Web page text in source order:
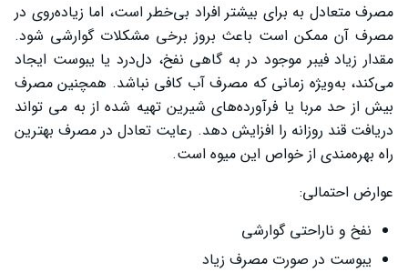
مصرف متعادل به برای بیشتر افراد بی‌خطر است، اما زیاده‌روی در
مصرف آن ممکن است باعث بروز برخی مشکلات گوارشی شود.
مقدار زیاد فیبر موجود در به گاهی نفخ، دل‌درد یا یبوست ایجاد
می‌کند، به‌ویژه زمانی که مصرف آب کافی نباشد. همچنین مصرف
بیش از حد مربا یا فرآورده‌های شیرین تهیه ‌شده از به می ‌تواند
دریافت قند روزانه را افزایش دهد. رعایت تعادل در مصرف بهترین
راه بهره‌مندی از خواص این میوه است.
عوارض احتمالی:
نفخ و ناراحتی گوارشی
یبوست در صورت مصرف زیاد